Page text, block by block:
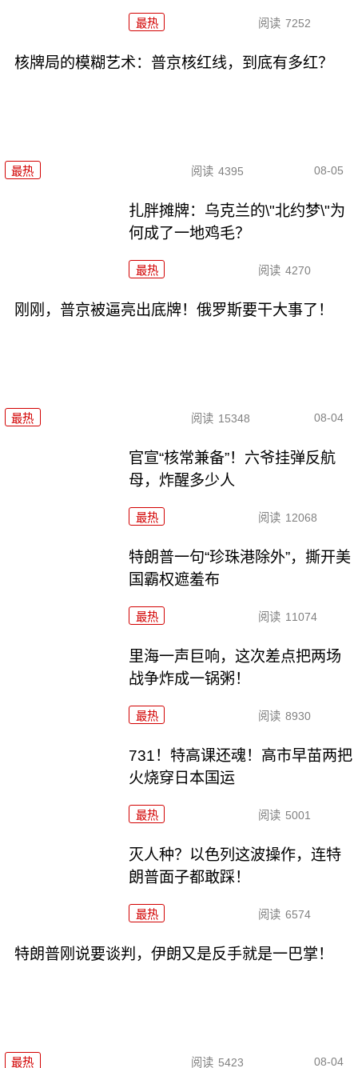
最热 阅读 7252
核牌局的模糊艺术：普京核红线，到底有多红？
最热 阅读 4395 08-05
扎胖摊牌：乌克兰的\"北约梦\"为
何成了一地鸡毛？
最热 阅读 4270
刚刚，普京被逼亮出底牌！俄罗斯要干大事了！
最热 阅读 15348 08-04
官宣“核常兼备”！六爷挂弹反航
母，炸醒多少人
最热 阅读 12068
特朗普一句“珍珠港除外”，撕开美
国霸权遮羞布
最热 阅读 11074
里海一声巨响，这次差点把两场
战争炸成一锅粥！
最热 阅读 8930
731！特高课还魂！高市早苗两把
火烧穿日本国运
最热 阅读 5001
灭人种？以色列这波操作，连特
朗普面子都敢踩！
最热 阅读 6574
特朗普刚说要谈判，伊朗又是反手就是一巴掌！
最热 阅读 5423 08-04